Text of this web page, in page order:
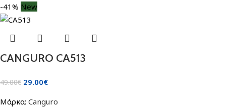
-41% New
CANGURO CA513
49.00€ 29.00€
Μάρκα: Canguro